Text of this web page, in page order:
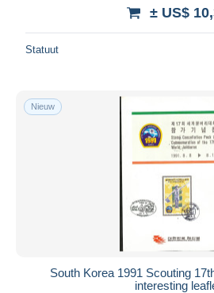
± US$
Statuut
Nieuw
South Korea 1991 Scouting
interesting